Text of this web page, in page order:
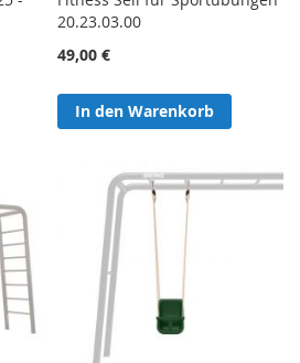
20.23.03.00
49,00 €
In den Warenkorb